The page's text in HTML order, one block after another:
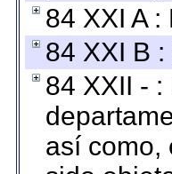
84 XXI A
84 XXI B
84 XXII -
así como,